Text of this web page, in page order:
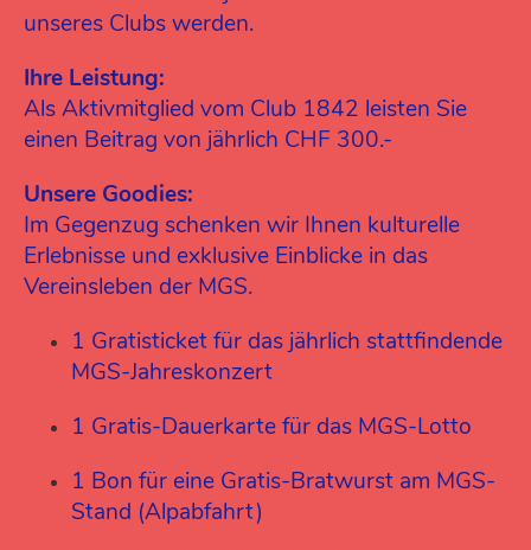
unseres Clubs werden.
Ihre Leistung:
Als Aktivmitglied vom Club 1842 leisten Sie
einen Beitrag von jährlich CHF 300.-
Unsere Goodies:
Im Gegenzug schenken wir Ihnen kulturelle
Erlebnisse und exklusive Einblicke in das
Vereinsleben der MGS.
1 Gratisticket für das jährlich stattfindende
MGS-Jahreskonzert
1 Gratis-Dauerkarte für das MGS-Lotto
1 Bon für eine Gratis-Bratwurst am MGS-
Stand (Alpabfahrt)